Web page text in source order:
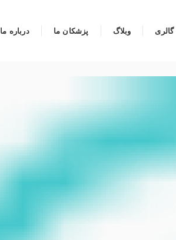
گالری وبلاگ پزشکان ما درباره ما